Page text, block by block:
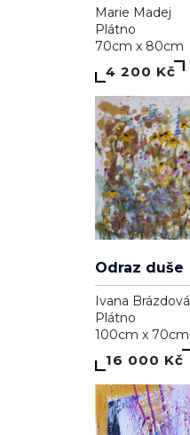
Marie Madej
Plátno
70cm x 80cm
4 200 Kč
Odraz duše
Ivana Brázdová
Plátno
100cm x 70cm
16 000 Kč